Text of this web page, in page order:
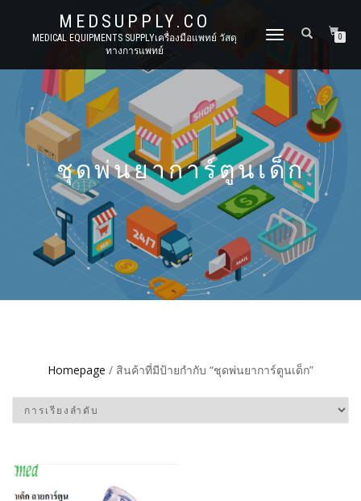
MEDSUPPLY.CO
MEDICAL EQUIPMENTS SUPPLYเครื่องมือแพทย์ วัสดุ
ทางการแพทย์
TOGGLE
0
ชุดพ่นยาการ์ตูนเด็ก
Homepage / สินค้าที่มีป้ายกำกับ “ชุดพ่นยาการ์ตูนเด็ก”